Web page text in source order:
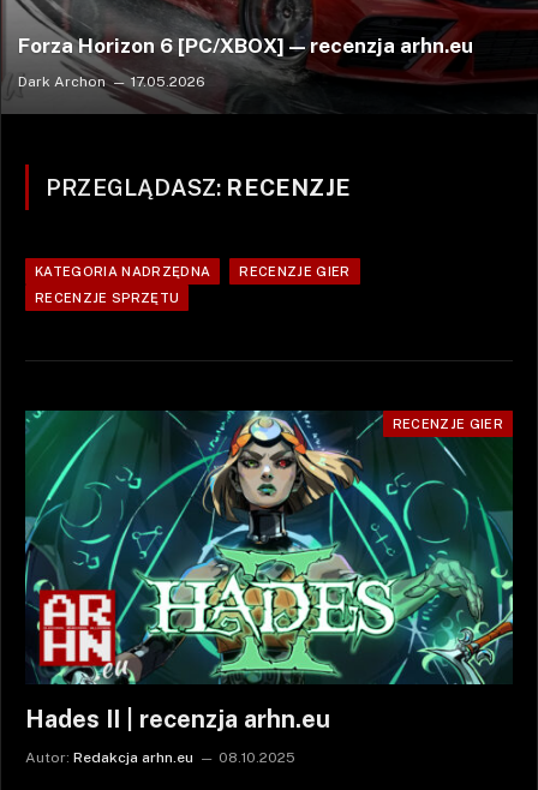
Forza Horizon 6 [PC/XBOX] — recenzja arhn.eu
Dark Archon 17.05.2026
PRZEGLĄDASZ: RECENZJE
KATEGORIA NADRZĘDNA
RECENZJE GIER
RECENZJE SPRZĘTU
RECENZJE GIER
Hades II | recenzja arhn.eu
Autor: Redakcja arhn.eu 08.10.2025